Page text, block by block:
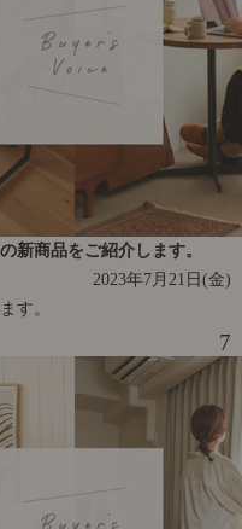
新商品をご紹介します。
2023年7月21日(金)
す。
7